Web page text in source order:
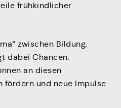
frühkindlicher
zwischen Bildung,
dabei Chancen:
an diesen
fördern und neue Impulse